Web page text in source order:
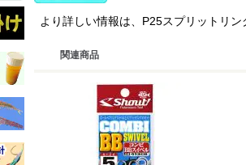
より詳しい情報は、P25スプリットリ
関連商品